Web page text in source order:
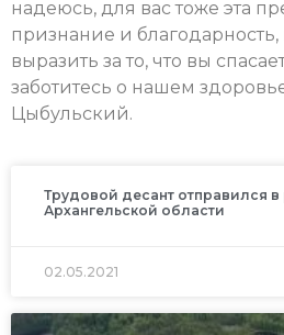
надеюсь, для вас тоже эта
признание и
выразить за то, что вы
заботитесь о нашем
Цыбульский.
Трудовой десант отправился
Архангельской области
02.05.2021